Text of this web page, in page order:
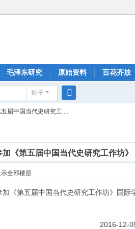
毛泽东研究 原始资料 百花齐放
帖子
届中国当代史研究工 ...
《第五届中国当代史研究工作坊》
示全部楼层
《第五届中国当代史研究工作坊》国际
2016-12-